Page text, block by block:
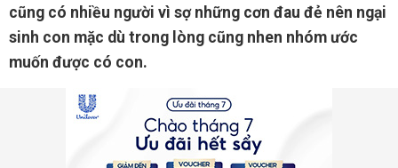
cũng có nhiều người vì sợ những cơn đau đẻ nên ngại
sinh con mặc dù trong lòng cũng nhen nhóm ước
muốn được có con.